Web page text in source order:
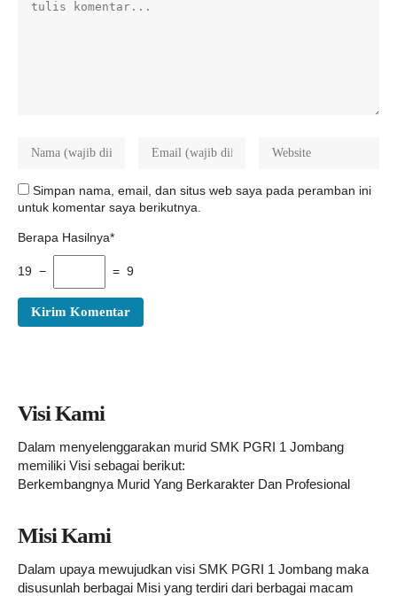
Simpan nama, email, dan situs web saya pada peramban ini
untuk komentar saya berikutnya.
Berapa Hasilnya*
19 − = 9
Visi Kami
Dalam menyelenggarakan murid SMK PGRI 1 Jombang
memiliki Visi sebagai berikut:
Berkembangnya Murid Yang Berkarakter Dan Profesional
Misi Kami
Dalam upaya mewujudkan visi SMK PGRI 1 Jombang maka
disusunlah berbagai Misi yang terdiri dari berbagai macam